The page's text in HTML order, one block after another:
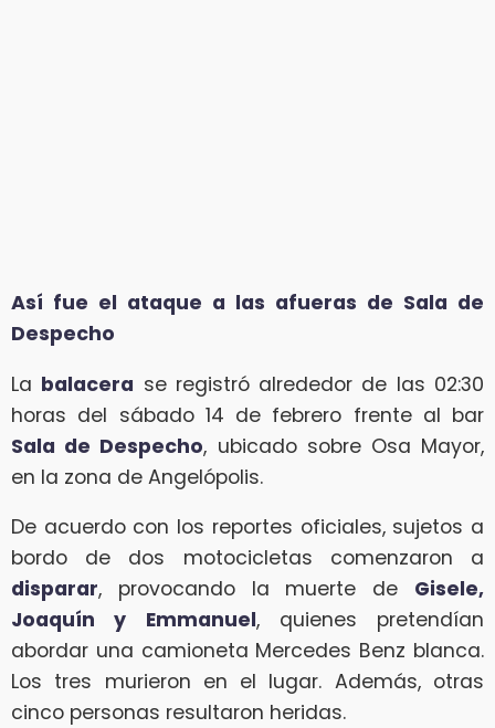
Así fue el ataque a las afueras de Sala de
Despecho
La balacera se registró alrededor de las 02:30
horas del sábado 14 de febrero frente al bar
Sala de Despecho, ubicado sobre Osa Mayor,
en la zona de Angelópolis.
De acuerdo con los reportes oficiales, sujetos a
bordo de dos motocicletas comenzaron a
disparar, provocando la muerte de Gisele,
Joaquín y Emmanuel, quienes pretendían
abordar una camioneta Mercedes Benz blanca.
Los tres murieron en el lugar. Además, otras
cinco personas resultaron heridas.